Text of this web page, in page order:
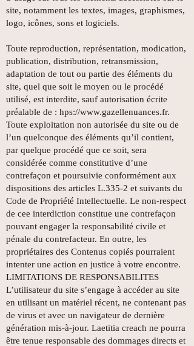
site, notamment les textes, images, graphismes,
logo, icônes, sons et logiciels.
Toute reproduction, représentation, modication,
publication, distribution, retransmission,
adaptation de tout ou partie des éléments du
site, quel que soit le moyen ou le procédé
utilisé, est interdite, sauf autorisation écrite
préalable de : hps://www.gazellenuances.fr.
Toute exploitation non autorisée du site ou de
l’un quelconque des éléments qu’il contient,
par quelque procédé que ce soit, sera
considérée comme constitutive d’une
contrefaçon et poursuivie conformément aux
dispositions des articles L.335-2 et suivants du
Code de Propriété Intellectuelle. Le non-respect
de cee interdiction constitue une contrefaçon
pouvant engager la responsabilité civile et
pénale du contrefacteur. En outre, les
propriétaires des Contenus copiés pourraient
intenter une action en justice à votre encontre.
LIMITATIONS DE RESPONSABILITES
L’utilisateur du site s’engage à accéder au site
en utilisant un matériel récent, ne contenant pas
de virus et avec un navigateur de dernière
génération mis-à-jour. Laetitia creach ne pourra
être tenue responsable des dommages directs et